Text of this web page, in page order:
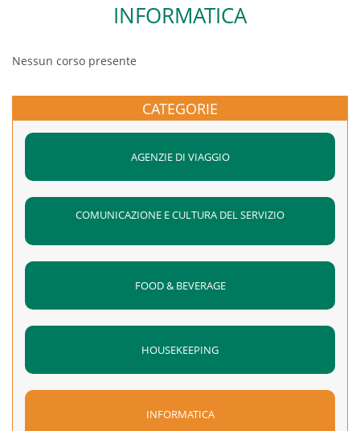
INFORMATICA
Nessun corso presente
CATEGORIE
AGENZIE DI VIAGGIO
COMUNICAZIONE E CULTURA DEL SERVIZIO
FOOD & BEVERAGE
HOUSEKEEPING
INFORMATICA